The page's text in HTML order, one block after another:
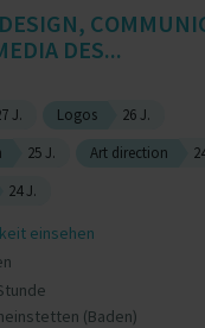
DES...
J. Logos
26 J.
25 J. Art direction
24 J.
einsehen
(Baden)